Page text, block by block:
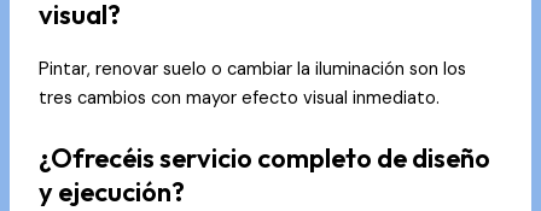
visual?
Pintar, renovar suelo o cambiar la iluminación son los
tres cambios con mayor efecto visual inmediato.
¿Ofrecéis servicio completo de diseño
y ejecución?